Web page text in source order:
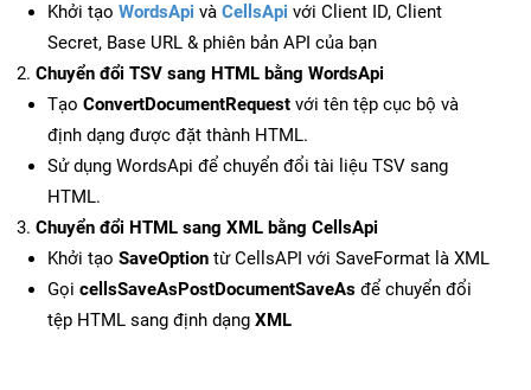
Khởi tạo WordsApi và CellsApi với Client ID, Client
Secret, Base URL & phiên bản API của bạn
Chuyển đổi TSV sang HTML bằng WordsApi
Tạo ConvertDocumentRequest với tên tệp cục bộ và
định dạng được đặt thành HTML.
Sử dụng WordsApi để chuyển đổi tài liệu TSV sang
HTML.
Chuyển đổi HTML sang XML bằng CellsApi
Khởi tạo SaveOption từ CellsAPI với SaveFormat là XML
Gọi cellsSaveAsPostDocumentSaveAs để chuyển đổi
tệp HTML sang định dạng XML